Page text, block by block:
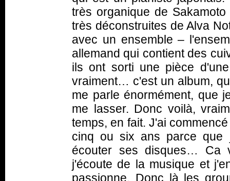
très organique de
très déconstruites de Alva
avec un ensemble –
allemand qui contient des
ils ont sorti une pièce
vraiment… c'est un album,
me parle énormément, que
me lasser. Donc voilà,
temps, en fait. J'ai
cinq ou six ans parce que
écouter ses disques… Ca
j'écoute de la musique et
passionne. Donc là les